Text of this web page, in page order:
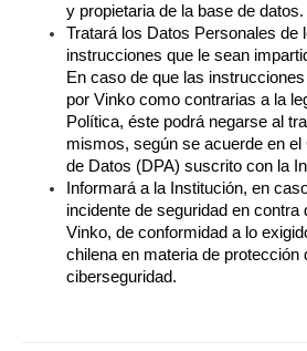
y propietaria de la base de datos.
Tratará los Datos Personales de
instrucciones que le sean
En caso de que las
por Vinko como contrarias a la
Política, éste podrá negarse al
mismos, según se acuerde en
de Datos (DPA) suscrito con la
Informará a la Institución, en
incidente de seguridad en
Vinko, de conformidad a lo
chilena en materia de protección
ciberseguridad.